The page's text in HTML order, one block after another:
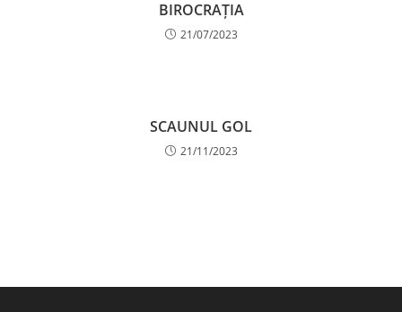
BIROCRAȚIA
21/07/2023
SCAUNUL GOL
21/11/2023